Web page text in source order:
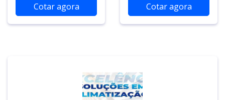
Cotar agora Cotar agora